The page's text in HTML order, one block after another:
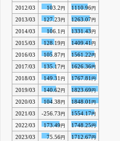
2012/03 103.2 円 1110.96円
2013/03 127.23 円 1263.07円
2014/03 106.1 円 1331.43 円
2015/03 128.19 円 1409.41円
2016/03 105.87円 1561.22円
2017/03 135.17円 1626.36円
2018/03 149.31 円 1767.81円
2019/03 140.62 円 1823.69円
2020/03 104.38 円 1848.01円
2021/03 -256.73 円 1554.17円
2022/03 173.49 円 1748.25円
2023/03 75.56円 1712.67円